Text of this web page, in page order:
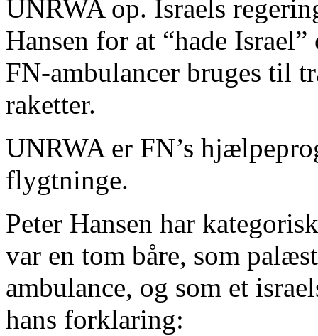
UNRWA op. Israels
Hansen for at “hade
FN-ambulancer bruges til
raketter.
UNRWA er FN’s
flygtninge.
Peter Hansen har
var en tom båre, som
ambulance, og som et
hans forklaring: